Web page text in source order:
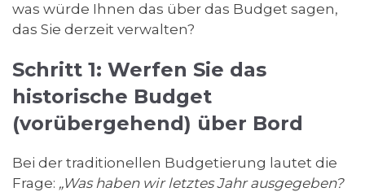
was würde Ihnen das über das Budget sagen,
das Sie derzeit verwalten?
Schritt 1: Werfen Sie das
historische Budget
(vorübergehend) über Bord
Bei der traditionellen Budgetierung lautet die
Frage: „Was haben wir letztes Jahr ausgegeben?